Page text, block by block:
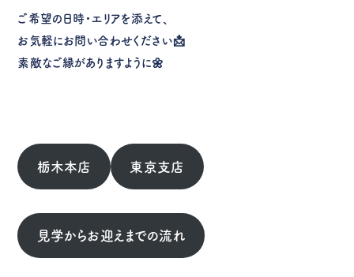
ご希望の日時・エリアを添えて、
お気軽にお問い合わせください📩
素敵なご縁がありますように🌼
栃木本店 東京支店
見学からお迎えまでの流れ